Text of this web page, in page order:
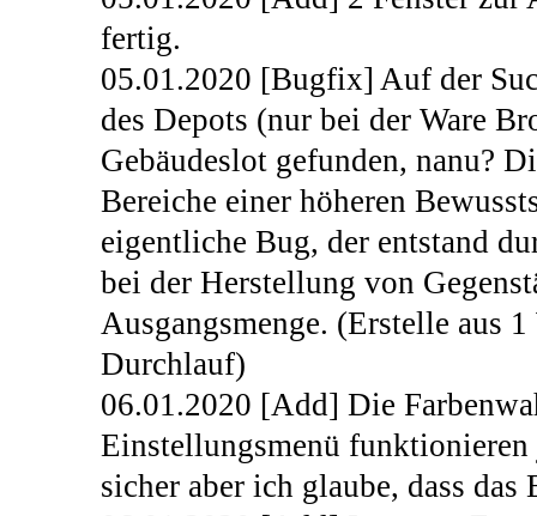
fertig.
05.01.2020 [Bugfix] Auf der
des Depots (nur bei der Ware
Gebäudeslot gefunden, nanu?
Bereiche einer höheren
eigentliche Bug, der entstand
bei der Herstellung von
Ausgangsmenge. (Erstelle aus
Durchlauf)
06.01.2020 [Add] Die
Einstellungsmenü
sicher aber ich glaube, dass